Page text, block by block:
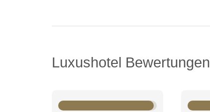
Luxushotel Bewertungen